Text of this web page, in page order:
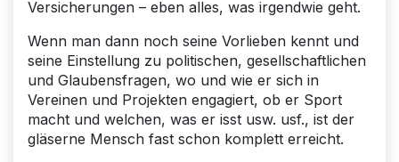
Versicherungen – eben alles, was irgendwie geht.
Wenn man dann noch seine Vorlieben kennt und
seine Einstellung zu politischen, gesell­schaftlichen
und Glaubensfragen, wo und wie er sich in
Vereinen und Projekten engagiert, ob er Sport
macht und welchen, was er isst usw. usf., ist der
gläserne Mensch fast schon komplett erreicht.